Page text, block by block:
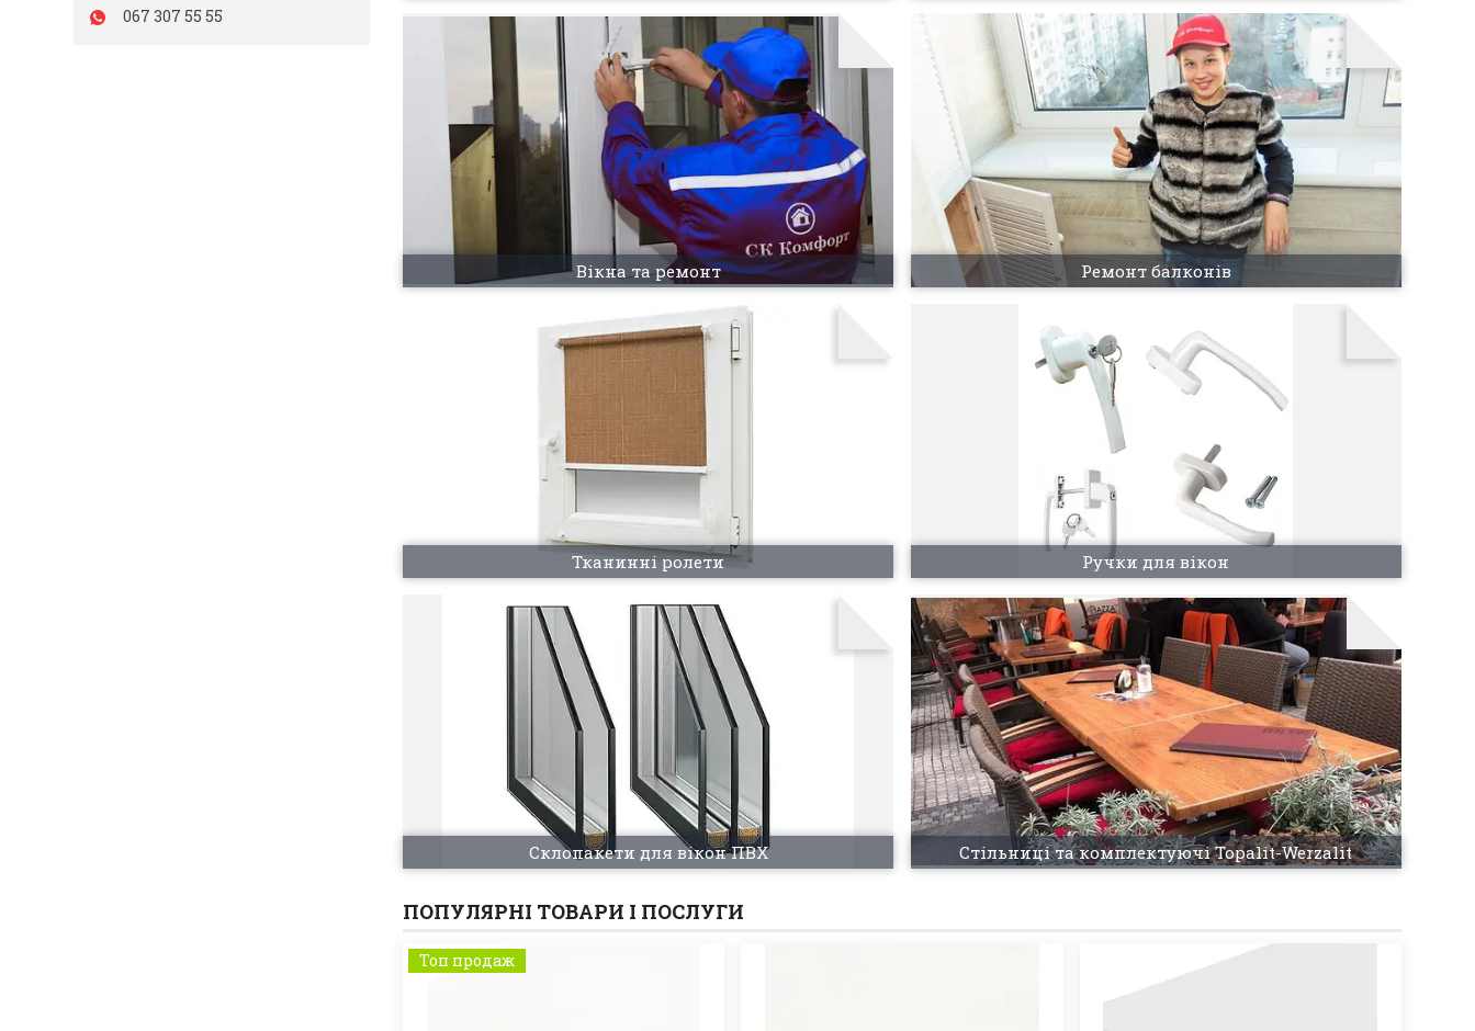
Вікна та ремонт Ремонт балконів
Тканинні ролети Ручки для вікон
Склопакети для вікон ПВХ Стільниці та комплектуючі Topalit-Werzalit
ПОПУЛЯРНІ ТОВАРИ І ПОСЛУГИ
Топ продаж
067 307 55 55